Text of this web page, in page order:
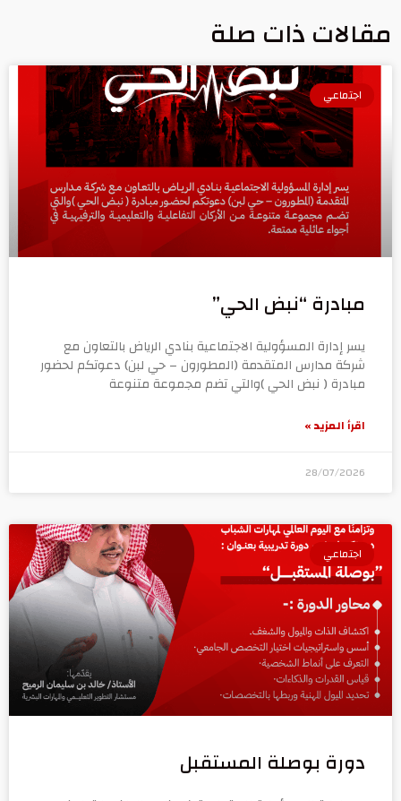
مقالات ذات صلة
اجتماعي
مبادرة “نبض الحي”
يسر إدارة المسؤولية الاجتماعية بنادي الرياض بالتعاون مع
شركة مدارس المتقدمة (المطورون – حي لبن) دعوتكم لحضور
مبادرة ( نبض الحي )والتي تضم مجموعة متنوعة
اقرأ المزيد »
28/07/2026
اجتماعي
دورة بوصلة المستقبل